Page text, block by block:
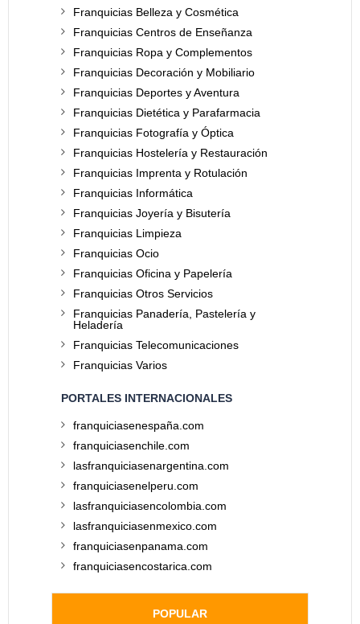
Franquicias Belleza y Cosmética
Franquicias Centros de Enseñanza
Franquicias Ropa y Complementos
Franquicias Decoración y Mobiliario
Franquicias Deportes y Aventura
Franquicias Dietética y Parafarmacia
Franquicias Fotografía y Óptica
Franquicias Hostelería y Restauración
Franquicias Imprenta y Rotulación
Franquicias Informática
Franquicias Joyería y Bisutería
Franquicias Limpieza
Franquicias Ocio
Franquicias Oficina y Papelería
Franquicias Otros Servicios
Franquicias Panadería, Pastelería y
Heladería
Franquicias Telecomunicaciones
Franquicias Varios
PORTALES INTERNACIONALES
franquiciasenespaña.com
franquiciasenchile.com
lasfranquiciasenargentina.com
franquiciasenelperu.com
lasfranquiciasencolombia.com
lasfranquiciasenmexico.com
franquiciasenpanama.com
franquiciasencostarica.com
POPULAR